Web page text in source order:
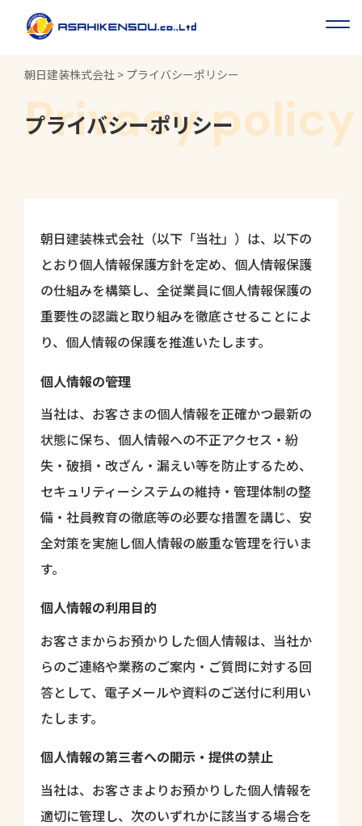
朝日建装株式会社 > プライバシーポリシー
Privacy policy
プライバシーポリシー
朝日建装株式会社（以下「当社」）は、以下の
とおり個人情報保護方針を定め、個人情報保護
の仕組みを構築し、全従業員に個人情報保護の
重要性の認識と取り組みを徹底させることによ
り、個人情報の保護を推進いたします。
個人情報の管理
当社は、お客さまの個人情報を正確かつ最新の
状態に保ち、個人情報への不正アクセス・紛
失・破損・改ざん・漏えい等を防止するため、
セキュリティーシステムの維持・管理体制の整
備・社員教育の徹底等の必要な措置を講じ、安
全対策を実施し個人情報の厳重な管理を行いま
す。
個人情報の利用目的
お客さまからお預かりした個人情報は、当社か
らのご連絡や業務のご案内・ご質問に対する回
答として、電子メールや資料のご送付に利用い
たします。
個人情報の第三者への開示・提供の禁止
当社は、お客さまよりお預かりした個人情報を
適切に管理し、次のいずれかに該当する場合を